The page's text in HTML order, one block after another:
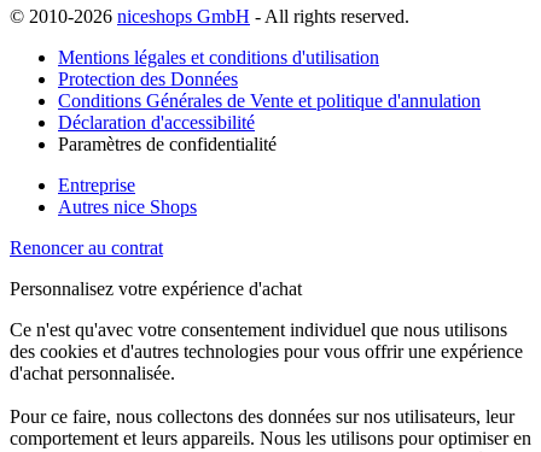
© 2010-2026 niceshops GmbH - All rights reserved.
Mentions légales et conditions d'utilisation
Protection des Données
Conditions Générales de Vente et politique d'annulation
Déclaration d'accessibilité
Paramètres de confidentialité
Entreprise
Autres nice Shops
Renoncer au contrat
Personnalisez votre expérience d'achat
Ce n'est qu'avec votre consentement individuel que nous utilisons
des cookies et d'autres technologies pour vous offrir une expérience
d'achat personnalisée.
Pour ce faire, nous collectons des données sur nos utilisateurs, leur
comportement et leurs appareils. Nous les utilisons pour optimiser en